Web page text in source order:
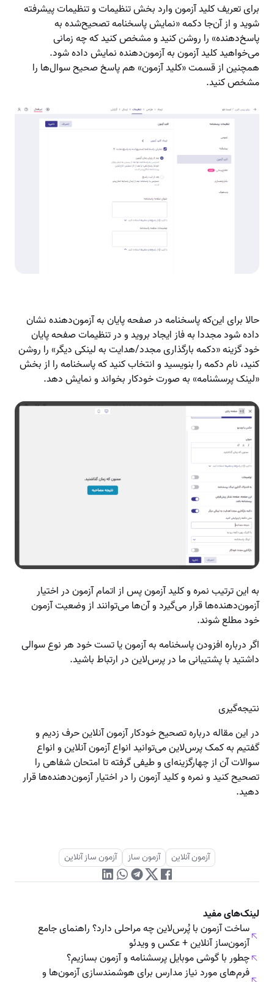
برای تعریف کلید آزمون وارد بخش تنظیمات و تنظیمات پیشرفته
شوید و از آن‌جا دکمه «نمایش پاسخنامه تصحیح‌شده به
پاسخ‌دهنده» را روشن کنید و مشخص کنید که چه زمانی
می‌خواهید کلید آزمون به آزمون‌دهنده نمایش داده شود.
همچنین از قسمت «کلید آزمون» هم پاسخ صحیح سوال‌ها را
مشخص کنید.
حالا برای این‌که پاسخنامه در صفحه پایان به آزمون‌دهنده نشان
داده شود مجددا به فاز ایجاد بروید و در تنظیمات صفحه پایان
خود گزینه «دکمه بارگذاری مجدد/هدایت به لینکی دیگر» را روشن
کنید، نام دکمه را بنویسید و انتخاب کنید که پاسخنامه را از بخش
«لینک پرسشنامه» به صورت خودکار بخواند و نمایش دهد.
به این ترتیب نمره و کلید آزمون پس از اتمام آزمون در اختیار
آزمون‌دهنده‌ها قرار می‌گیرد و آن‌ها می‌توانند از وضعیت آزمون
خود مطلع شوند.
اگر درباره افزودن پاسخنامه به آزمون یا تست خود هر نوع سوالی
داشتید با پشتیبانی ما در پرس‌لاین در ارتباط باشید.
نتیجه‌گیری
در این مقاله درباره تصحیح خودکار آزمون آنلاین حرف زدیم و
گفتیم به کمک پرس‌لاین می‌توانید انواع آزمون آنلاین و انواع
سوالات آن از چهارگزینه‌ای و طیفی گرفته تا امتحان شفاهی را
تصحیح کنید و نمره و کلید آزمون را در اختیار آزمون‌دهنده‌ها قرار
دهید.
آزمون آنلاین آزمون ساز آزمون ساز آنلاین
لینک‌های مفید
ساخت آزمون با پُرس‌لاین چه مراحلی دارد؟ راهنمای جامع
آزمون‌ساز آنلاین + عکس و ویدئو
چطور با گوشی موبایل پرسشنامه و آزمون بسازیم؟
فرم‌های مورد نیاز مدارس برای هوشمندسازی آزمون‌ها و